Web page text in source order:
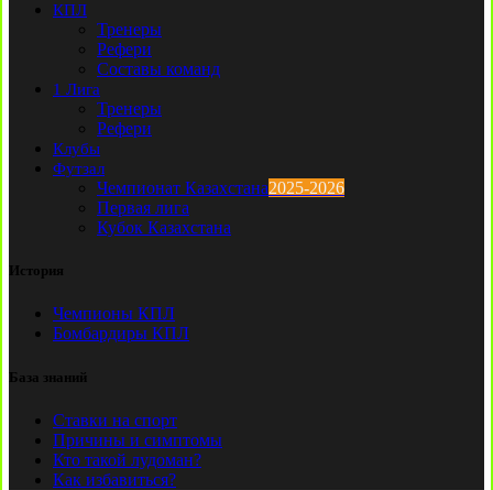
КПЛ
Тренеры
Рефери
Составы команд
1 Лига
Тренеры
Рефери
Клубы
Футзал
Чемпионат Казахстана2025-2026
Первая лига
Кубок Казахстана
История
Чемпионы КПЛ
Бомбардиры КПЛ
База знаний
Ставки на спорт
Причины и симптомы
Кто такой лудоман?
Как избавиться?